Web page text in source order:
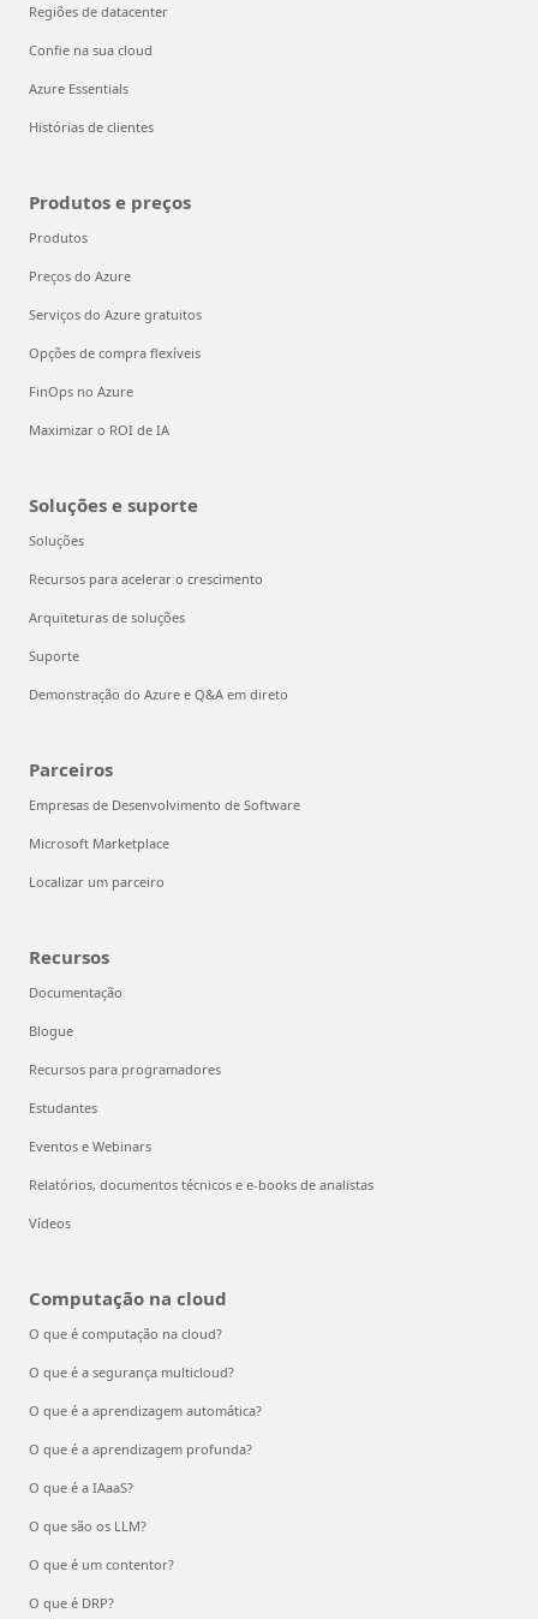
Regiões de datacenter
Confie na sua cloud
Azure Essentials
Histórias de clientes
Produtos e preços
Produtos
Preços do Azure
Serviços do Azure gratuitos
Opções de compra flexíveis
FinOps no Azure
Maximizar o ROI de IA
Soluções e suporte
Soluções
Recursos para acelerar o crescimento
Arquiteturas de soluções
Suporte
Demonstração do Azure e Q&A em direto
Parceiros
Empresas de Desenvolvimento de Software
Microsoft Marketplace
Localizar um parceiro
Recursos
Documentação
Blogue
Recursos para programadores
Estudantes
Eventos e Webinars
Relatórios, documentos técnicos e e-books de analistas
Vídeos
Computação na cloud
O que é computação na cloud?
O que é a segurança multicloud?
O que é a aprendizagem automática?
O que é a aprendizagem profunda?
O que é a IAaaS?
O que são os LLM?
O que é um contentor?
O que é DRP?